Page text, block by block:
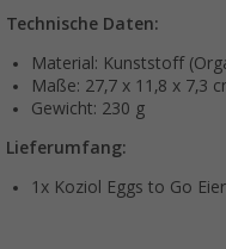
Technische Daten:
Material: Kunststoff
Maße: 27,7 x 11,8 x 7,3
Gewicht: 230 g
Lieferumfang:
1x Koziol Eggs to Go